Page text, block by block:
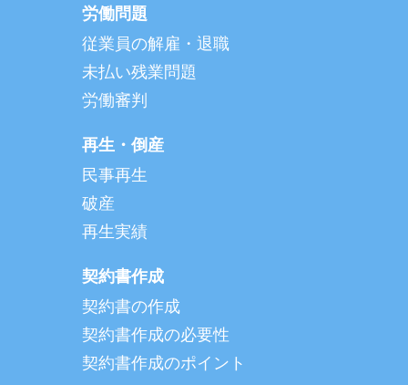
労働問題
従業員の解雇・退職
未払い残業問題
労働審判
再生・倒産
民事再生
破産
再生実績
契約書作成
契約書の作成
契約書作成の必要性
契約書作成のポイント